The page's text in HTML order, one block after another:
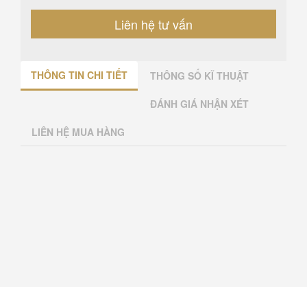
Liên hệ tư vấn
THÔNG TIN CHI TIẾT THÔNG SỐ KĨ THUẬT
ĐÁNH GIÁ NHẬN XÉT
LIÊN HỆ MUA HÀNG